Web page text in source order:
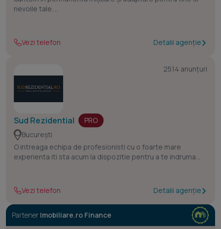
nevoile tale.
dispoziție resursele, informațiile și experiență pentru
îndeplini cerințele clienților noștri
Vezi telefon Detalii agenție
2514 anunțuri
Sud Rezidential
PRO
București
O intreaga echipa de profesionisti cu o foarte mare
experienta iti sta acum la dispozitie pentru a te indruma
buna optiune indiferent ca este un apartament, casa
moderna cu gradina sau o casa modulara.
Vezi telefon Detalii agenție
Partener Imobiliare.ro Finance